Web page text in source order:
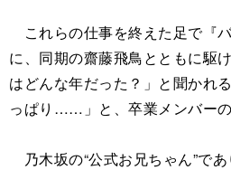
これらの仕事を終えた足で『
に、同期の齋藤飛鳥とともに駆
はどんな年だった？」と聞かれ
っぱり……」と、卒業メンバーの
乃木坂の“公式お兄ちゃん”であ